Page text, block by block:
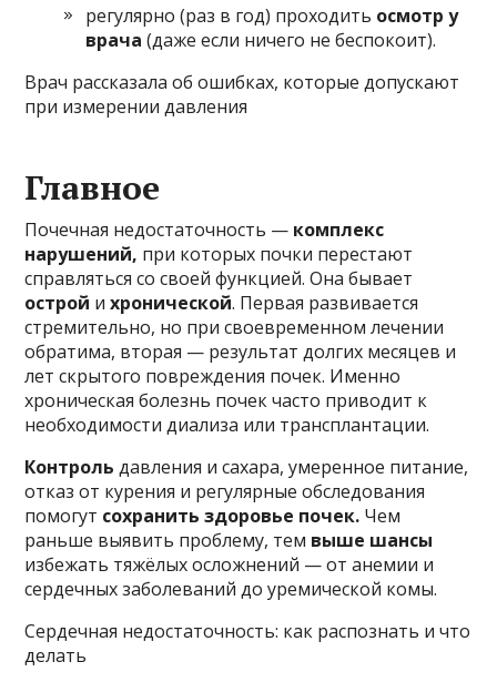
регулярно (раз в год) проходить осмотр у
врача (даже если ничего не беспокоит).
Врач рассказала об ошибках, которые допускают
при измерении давления
Главное
Почечная недостаточность — комплекс
нарушений, при которых почки перестают
справляться со своей функцией. Она бывает
острой ихронической. Первая развивается
стремительно, но при своевременном лечении
обратима, вторая — результат долгих месяцев и
лет скрытого повреждения почек. Именно
хроническая болезнь почек часто приводит к
необходимости диализа или трансплантации.
Контроль давления и сахара, умеренное питание,
отказ от курения и регулярные обследования
помогут сохранить здоровье почек. Чем
раньше выявить проблему, тем выше шансы
избежать тяжёлых осложнений — от анемии и
сердечных заболеваний до уремической комы.
Сердечная недостаточность: как распознать и что
делать